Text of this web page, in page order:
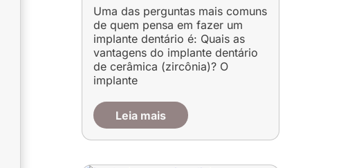
Uma das perguntas mais comuns
de quem pensa em fazer um
implante dentário é: Quais as
vantagens do implante dentário
de cerâmica (zircônia)? O
implante
Leia mais